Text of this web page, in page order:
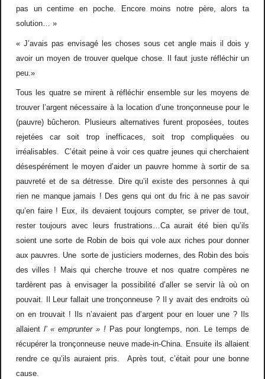
pas un centime en poche. Encore moins notre père, alors ta
solution… »
« J’avais pas envisagé les choses sous cet angle mais il dois y
avoir un moyen de trouver quelque chose. Il faut juste réfléchir un
peu.»
Tous les quatre se mirent à réfléchir ensemble sur les moyens de
trouver l’argent nécessaire à la location d’une tronçonneuse pour le
(pauvre) bûcheron. Plusieurs alternatives furent proposées, toutes
rejetées car soit trop inefficaces, soit trop compliquées ou
irréalisables. C’était peine à voir ces quatre jeunes qui cherchaient
désespérément le moyen d’aider un pauvre homme à sortir de sa
pauvreté et de sa détresse. Dire qu’il existe des personnes à qui
rien ne manque jamais ! Des gens qui ont du fric à ne pas savoir
qu’en faire ! Eux, ils devaient toujours compter, se priver de tout,
rester toujours avec leurs frustrations…Ca aurait été bien qu’ils
soient une sorte de Robin de bois qui vole aux riches pour donner
aux pauvres. Une sorte de justiciers modernes, des Robin des bois
des villes ! Mais qui cherche trouve et nos quatre compères ne
tardèrent pas à envisager la possibilité d’aller se servir là où on
pouvait. Il Leur fallait une tronçonneuse ? Il y avait des endroits où
on en trouvait ! Ils n’avaient pas d’argent pour en louer une ? Ils
allaient l’ « emprunter » !Pas pour longtemps, non. Le temps de
récupérer la tronçonneuse neuve made-in-China. Ensuite ils allaient
rendre ce qu’ils auraient pris. Après tout, c’était pour une bonne
cause.